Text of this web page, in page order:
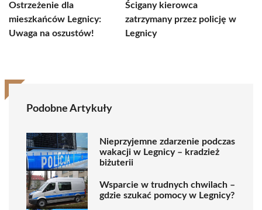
Ostrzeżenie dla
mieszkańców Legnicy:
Uwaga na oszustów!
Ścigany kierowca
zatrzymany przez policję w
Legnicy
Podobne Artykuły
Nieprzyjemne zdarzenie podczas
wakacji w Legnicy – kradzież
biżuterii
Wsparcie w trudnych chwilach –
gdzie szukać pomocy w Legnicy?